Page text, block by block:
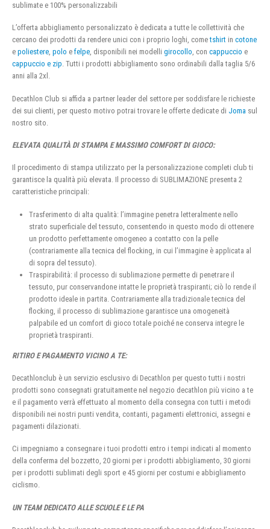
sublimate e 100% personalizzabili
L’offerta abbigliamento personalizzato è dedicata a tutte le collettività che
cercano dei prodotti da rendere unici con i proprio loghi, cometshirt in cotone
e poliestere, polo e felpe, disponibili nei modelli girocollo, con cappuccio e
cappuccio e zip. Tutti i prodotti abbigliamento sono ordinabili dalla taglia 5/6
anni alla 2xl.
Decathlon Club si affida a partner leader del settore per soddisfare le richieste
dei sui clienti, per questo motivo potrai trovare le offerte dedicate di Joma sul
nostro sito.
ELEVATA QUALITÀ DI STAMPA E MASSIMO COMFORT DI GIOCO:
Il procedimento di stampa utilizzato per la personalizzazione completi club ti
garantisce la qualità più elevata. Il processo di SUBLIMAZIONE presenta 2
caratteristiche principali:
Trasferimento di alta qualità: l’immagine penetra letteralmente nello
strato superficiale del tessuto, consentendo in questo modo di ottenere
un prodotto perfettamente omogeneo a contatto con la pelle
(contrariamente alla tecnica del flocking, in cui l’immagine è applicata al
di sopra del tessuto).
Traspirabilità: il processo di sublimazione permette di penetrare il
tessuto, pur conservandone intatte le proprietà traspiranti; ciò lo rende il
prodotto ideale in partita. Contrariamente alla tradizionale tecnica del
flocking, il processo di sublimazione garantisce una omogeneità
palpabile ed un comfort di gioco totale poiché ne conserva integre le
proprietà traspiranti.
RITIRO E PAGAMENTO VICINO A TE:
Decathlonclub è un servizio esclusivo di Decathlon per questo tutti i nostri
prodotti sono consegnati gratuitamente nel negozio decathlon più vicino a te
e il pagamento verrà effettuato al momento della consegna con tutti i metodi
disponibili nei nostri punti vendita, contanti, pagamenti elettronici, assegni e
pagamenti dilazionati.
Ci impegniamo a consegnare i tuoi prodotti entro i tempi indicati al momento
della conferma del bozzetto, 20 giorni per i prodotti abbigliamento, 30 giorni
per i prodotti sublimati degli sport e 45 giorni per costumi e abbigliamento
ciclismo.
UN TEAM DEDICATO ALLE SCUOLE E LE PA